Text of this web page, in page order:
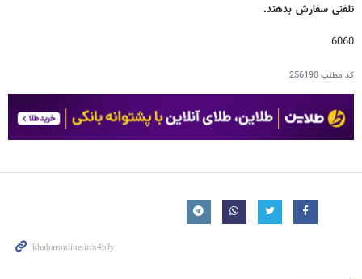
تلفنی سفارش بدهند.
6060
کد مطلب256198